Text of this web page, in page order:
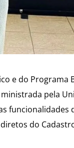
e do Programa
pela
do